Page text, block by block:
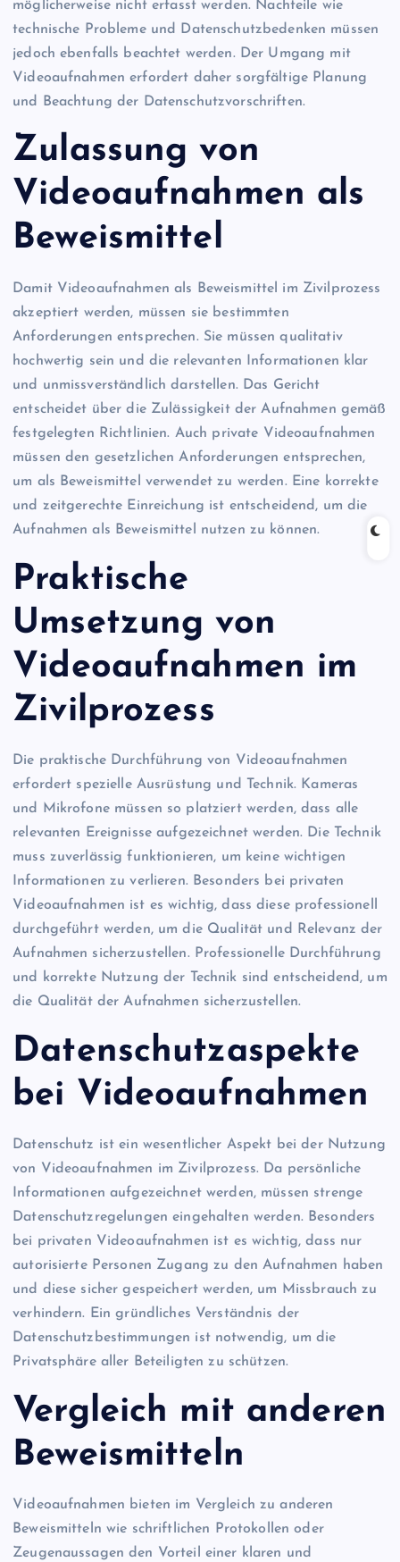
möglicherweise nicht erfasst werden. Nachteile wie
technische Probleme und Datenschutzbedenken müssen
jedoch ebenfalls beachtet werden. Der Umgang mit
Videoaufnahmen erfordert daher sorgfältige Planung
und Beachtung der Datenschutzvorschriften.
Zulassung von
Videoaufnahmen als
Beweismittel
Damit Videoaufnahmen als Beweismittel im Zivilprozess
akzeptiert werden, müssen sie bestimmten
Anforderungen entsprechen. Sie müssen qualitativ
hochwertig sein und die relevanten Informationen klar
und unmissverständlich darstellen. Das Gericht
entscheidet über die Zulässigkeit der Aufnahmen gemäß
festgelegten Richtlinien. Auch private Videoaufnahmen
müssen den gesetzlichen Anforderungen entsprechen,
um als Beweismittel verwendet zu werden. Eine korrekte
und zeitgerechte Einreichung ist entscheidend, um die
Aufnahmen als Beweismittel nutzen zu können.
Praktische
Umsetzung von
Videoaufnahmen im
Zivilprozess
Die praktische Durchführung von Videoaufnahmen
erfordert spezielle Ausrüstung und Technik. Kameras
und Mikrofone müssen so platziert werden, dass alle
relevanten Ereignisse aufgezeichnet werden. Die Technik
muss zuverlässig funktionieren, um keine wichtigen
Informationen zu verlieren. Besonders bei privaten
Videoaufnahmen ist es wichtig, dass diese professionell
durchgeführt werden, um die Qualität und Relevanz der
Aufnahmen sicherzustellen. Professionelle Durchführung
und korrekte Nutzung der Technik sind entscheidend, um
die Qualität der Aufnahmen sicherzustellen.
Datenschutzaspekte
bei Videoaufnahmen
Datenschutz ist ein wesentlicher Aspekt bei der Nutzung
von Videoaufnahmen im Zivilprozess. Da persönliche
Informationen aufgezeichnet werden, müssen strenge
Datenschutzregelungen eingehalten werden. Besonders
bei privaten Videoaufnahmen ist es wichtig, dass nur
autorisierte Personen Zugang zu den Aufnahmen haben
und diese sicher gespeichert werden, um Missbrauch zu
verhindern. Ein gründliches Verständnis der
Datenschutzbestimmungen ist notwendig, um die
Privatsphäre aller Beteiligten zu schützen.
Vergleich mit anderen
Beweismitteln
Videoaufnahmen bieten im Vergleich zu anderen
Beweismitteln wie schriftlichen Protokollen oder
Zeugenaussagen den Vorteil einer klaren und